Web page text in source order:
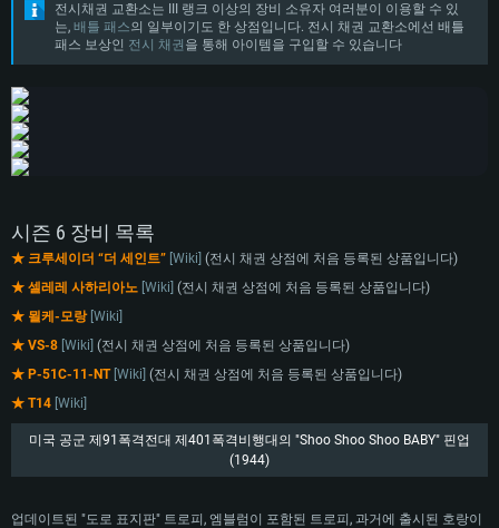
시스템 요구사항
Linux
최소사양
운영체제: Windows 10 (64 bit)
최소사양
운영체제: Mac OS Big Sur 11.0
최소사양
운영체제: 64bit Linux 중 최신 버전
전시채권 교환소는 III 랭크 이상의 장비 소유자 여러분이 이용할 수 있
는, 배틀 패스의 일부이기도 한 상점입니다. 전시 채권 교환소에선 배틀
패스 보상인 전시 채권 을 통해 아이템을 구입할 수 있습니다
시즌 6 장비 목록
★ 크루세이더 “더 세인트” [Wiki] (전시 채권 상점에 처음 등록된 상품입니다)
★ 셀레레 사하리아노 [Wiki] (전시 채권 상점에 처음 등록된 상품입니다)
★ 묄케-모랑 [Wiki]
★ VS-8 [Wiki] (전시 채권 상점에 처음 등록된 상품입니다)
★ P-51C-11-NT [Wiki] (전시 채권 상점에 처음 등록된 상품입니다)
★ T14 [Wiki]
미국 공군 제91폭격전대 제401폭격비행대의 "Shoo Shoo Shoo BABY" 핀업
(1944)
업데이트된 "도로 표지판" 트로피, 엠블럼이 포함된 트로피, 과거에 출시된 호랑이